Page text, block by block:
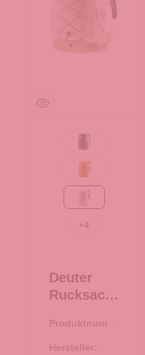
Black
amber-maple
bone-desert
+4
Deuter
Rucksack
bone-
desert
Produktnumme
Hersteller: